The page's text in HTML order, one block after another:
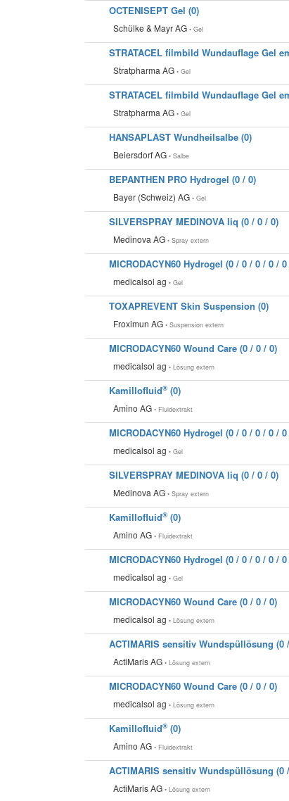
OCTENISEPT Gel (0)
Schülke & Mayr AG • Gel
STRATACEL filmbild Wundauflage Gel
Stratpharma AG • Gel
STRATACEL filmbild Wundauflage Gel
Stratpharma AG • Gel
HANSAPLAST Wundheilsalbe (0)
Beiersdorf AG • Salbe
BEPANTHEN PRO Hydrogel (0 / 0)
Bayer (Schweiz) AG • Gel
SILVERSPRAY MEDINOVA liq (0 / 0 / 0)
Medinova AG • Spray extern
MICRODACYN60 Hydrogel (0 / 0 / 0 / 0 /
medicalsol ag • Gel
TOXAPREVENT Skin Suspension (0)
Froximun AG • Suspension extern
MICRODACYN60 Wound Care (0 / 0 / 0)
medicalsol ag • Lösung extern
Kamillofluid® (0)
Amino AG • Fluidextrakt
MICRODACYN60 Hydrogel (0 / 0 / 0 / 0 /
medicalsol ag • Gel
SILVERSPRAY MEDINOVA liq (0 / 0 / 0)
Medinova AG • Spray extern
Kamillofluid® (0)
Amino AG • Fluidextrakt
MICRODACYN60 Hydrogel (0 / 0 / 0 / 0 /
medicalsol ag • Gel
MICRODACYN60 Wound Care (0 / 0 / 0)
medicalsol ag • Lösung extern
ACTIMARIS sensitiv Wundspüllösung (0
ActiMaris AG • Lösung extern
MICRODACYN60 Wound Care (0 / 0 / 0)
medicalsol ag • Lösung extern
Kamillofluid® (0)
Amino AG • Fluidextrakt
ACTIMARIS sensitiv Wundspüllösung (0
ActiMaris AG • Lösung extern